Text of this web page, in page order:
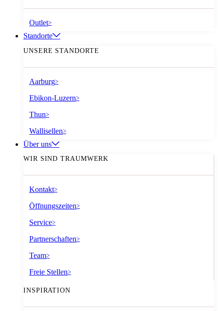
Outlet>
Standorte
UNSERE STANDORTE
Aarburg>
Ebikon-Luzern>
Thun>
Wallisellen>
Über uns
WIR SIND TRAUMWERK
Kontakt>
Öffnungszeiten>
Service>
Partnerschaften>
Team>
Freie Stellen>
INSPIRATION